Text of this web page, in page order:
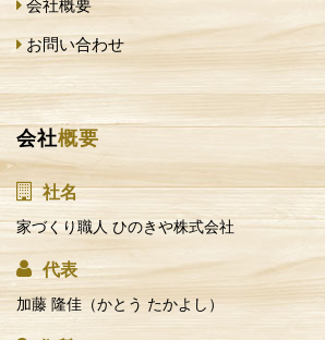
会社概要
お問い合わせ
会社概要
社名
家づくり職人 ひのきや株式会社
代表
加藤 隆佳（かとう たかよし）